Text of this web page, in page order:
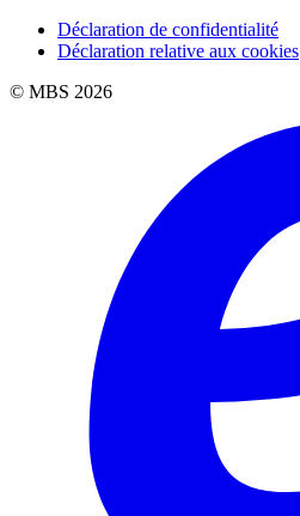
Déclaration de confidentialité
Déclaration relative aux cookies
© MBS 2026